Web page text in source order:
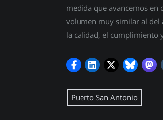
medida que avancemos en
volumen muy similar al del
la calidad, el cumplimiento
Puerto San Antonio